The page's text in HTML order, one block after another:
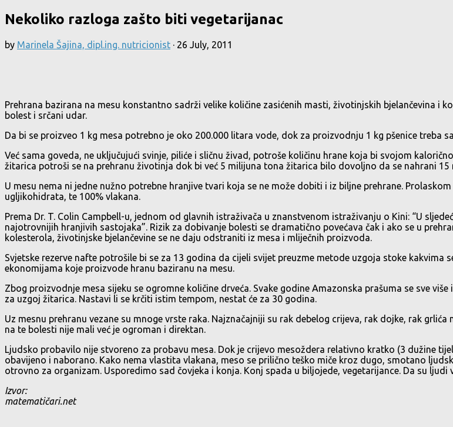
Nekoliko razloga zašto biti vegetarijanac
by Marinela Šajina, dipl.ing. nutricionist · 26 July, 2011
Prehrana bazirana na mesu konstantno sadrži velike količine zasićenih masti, životinjskih bjelančevina i
bolest i srčani udar.
Da bi se proizveo 1 kg mesa potrebno je oko 200.000 litara vode, dok za proizvodnju 1 kg pšenice treba
Već sama goveda, ne uključujući svinje, piliće i sličnu živad, potroše količinu hrane koja bi svojom
žitarica potroši se na prehranu životinja dok bi već 5 milijuna tona žitarica bilo dovoljno da se nahrani
U mesu nema ni jedne nužno potrebne hranjive tvari koja se ne može dobiti i iz biljne prehrane.
ugljikohidrata, te 100% vlakana.
Prema Dr. T. Colin Campbell-u, jednom od glavnih istraživača u znanstvenom istraživanju o Kini: “U
najotrovnijih hranjivih sastojaka”. Rizik za dobivanje bolesti se dramatično povećava čak i ako se u
kolesterola, životinjske bjelančevine se ne daju odstraniti iz mesa i mliječnih proizvoda.
Svjetske rezerve nafte potrošile bi se za 13 godina da cijeli svijet preuzme metode uzgoja stoke
ekonomijama koje proizvode hranu baziranu na mesu.
Zbog proizvodnje mesa sijeku se ogromne količine drveća. Svake godine Amazonska prašuma se sve
za uzgoj žitarica. Nastavi li se krčiti istim tempom, nestat će za 30 godina.
Uz mesnu prehranu vezane su mnoge vrste raka. Najznačajniji su rak debelog crijeva, rak dojke, rak
na te bolesti nije mali već je ogroman i direktan.
Ljudsko probavilo nije stvoreno za probavu mesa. Dok je crijevo mesoždera relativno kratko (3 dužine
obavijeno i naborano. Kako nema vlastita vlakana, meso se prilično teško miče kroz dugo, smotano
otrovno za organizam. Usporedimo sad čovjeka i konja. Konj spada u biljojede, vegetarijance. Da su
Izvor:
matematičari.net